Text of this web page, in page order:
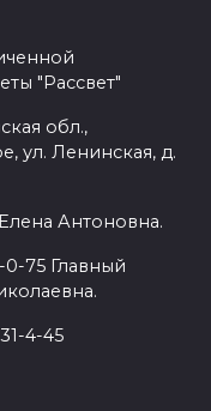
"Рассвет"
обл.,
ул. Ленинская, д.
Антоновна.
75 Главный
4-45